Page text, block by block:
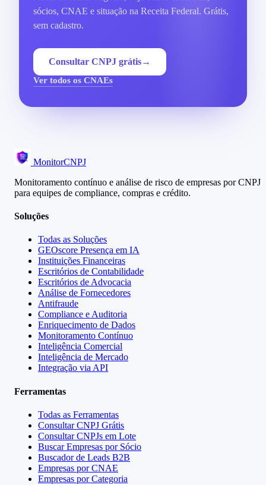
sócios, CNAE e situação na Receita Federal. Grátis,
sem cadastro.
Consultar CNPJ grátis→
Ver todos os CNAEs
MonitorCNPJ
Monitoramento contínuo e análise de risco de empresas por CNPJ
para equipes de compliance, compras e crédito.
Soluções
Todas as Soluções
GEOscore Presença em IA
Instituições Financeiras
Escritórios de Contabilidade
Escritórios de Advocacia
Análise de Fornecedores
Antifraude
Compliance e Auditoria
Enriquecimento de Dados
Monitoramento Contínuo
Inteligência Comercial
Inteligência de Mercado
Integração via API
Ferramentas
Todas as Ferramentas
Consultar CNPJ Grátis
Consultar CNPJs em Lote
Buscar Empresas por Sócio
Buscador de Leads B2B
Empresas por CNAE
Empresas por Categoria